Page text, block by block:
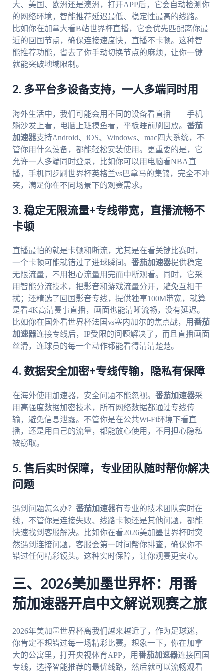
大、美国、欧洲还是澳洲，打开APP后，它会自动检测你
的网络环境，智能推荐延迟最低、稳定性最高的线路。
比如你在加拿大看B站世界杯直播，它会优先匹配离你最
近的回国节点，确保连接速度快，直播不卡顿。这种智
能推荐功能，省去了你手动切换节点的麻烦，让你一键
就能突破地域限制。
2. 多平台多设备支持，一人多端同时用
海外生活中，我们可能会用不同的设备看直播——手机
躺沙发上看，电脑上班摸鱼看，平板睡前刷回放。 番茄
加速器支持Android、iOS、Windows、mac四大系统，不
管你用什么设备，都能轻松安装使用。更重要的是，它
允许一人多端同时登录，比如你可以用电脑看NBA直
播，手机同步刷世界杯英格兰vs巴拿马的集锦，完全不冲
突，满足你在不同场景下的观赛需求。
3. 稳定无限流量+专线带宽，直播流畅不
卡顿
直播最怕的就是卡顿和断流，尤其是在看关键比赛时，
一个卡顿可能就错过了进球瞬间。 番茄加速器提供稳定
无限流量，不用担心流量用完而中断观看。同时，它采
用智能分流技术，把影音和游戏流量分开，避免互相干
扰；还精选了回国影音专线，提供独享100M带宽，就算
是看4K高清赛事直播，画面也能清晰流畅，没有延迟。
比如你在国外看世界杯法国vs塞内加尔的焦点战，用番茄
加速器连接专线后，IP受限的问题解决了，而且直播画面
丝滑，连球员的每一个动作都能看得清清楚楚。
4. 数据安全加密+专线传输，隐私有保障
在海外使用加速器，安全问题不能忽视。 番茄加速器采
用高强度数据加密技术，所有网络数据都通过专线传
输，避免信息泄露。不管你是在公共Wi-Fi环境下看直
播，还是用自己的流量，都能放心使用，不用担心隐私
被窃取。
5. 售后实时保障，专业团队随时帮你解决
问题
遇到问题怎么办？ 番茄加速器有专业的技术团队实时在
线，不管你是连接失败、线路卡顿还是其他问题，都能
快速找到客服解决。比如你在看2026美加墨世界杯时突
然遇到连接问题，客服会第一时间帮你排查，确保你不
错过任何精彩镜头。这种实时保障，让你观赛更安心。
三、2026美加墨世界杯：用番
茄加速器开启中文解说观赛之旅
2026年美加墨世界杯离我们越来越近了，作为足球迷，
你肯定不想错过每一场精彩比赛。想象一下，你在加拿
大的公寓里，打开央视体育APP，用番茄加速器连接回国
专线，选择智能推荐的最优线路，然后就可以流畅观看